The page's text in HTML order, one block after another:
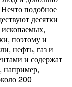
подобное
десятки
поэтому и
нефть, газ и
и содержат
например,
200